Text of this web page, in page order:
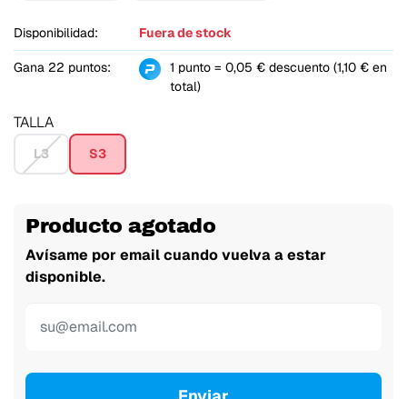
Disponibilidad: Fuera de stock
Gana 22 puntos:
1 punto = 0,05 € descuento (1,10 € en
total)
TALLA
L3 S3
Producto agotado
Avísame por email cuando vuelva a estar
disponible.